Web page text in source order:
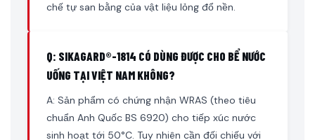
chế tự san bằng của vật liệu lỏng đổ nền.
Q: SIKAGARD®-1814 CÓ DÙNG ĐƯỢC CHO BỂ NƯỚC
UỐNG TẠI VIỆT NAM KHÔNG?
A: Sản phẩm có chứng nhận WRAS (theo tiêu
chuẩn Anh Quốc BS 6920) cho tiếp xúc nước
sinh hoạt tới 50°C. Tuy nhiên cần đối chiếu với